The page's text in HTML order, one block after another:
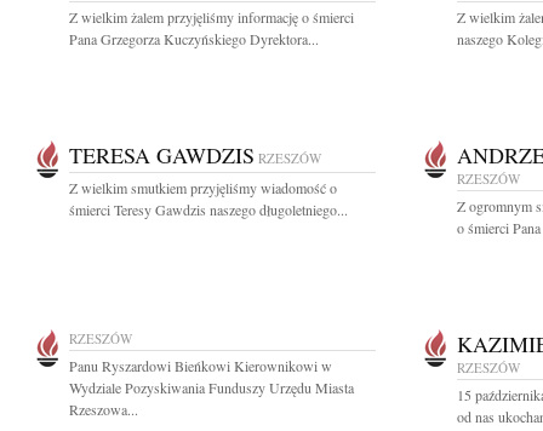
Z wielkim żalem przyjęliśmy informację o śmierci
Pana Grzegorza Kuczyńskiego Dyrektora...
Z wielkim
naszego
TERESA GAWDZIS RZESZÓW
Z wielkim smutkiem przyjęliśmy wiadomość o
śmierci Teresy Gawdzis naszego długoletniego...
RZESZÓW
Z ogromnym
o śmierci
RZESZÓW
Panu Ryszardowi Bieńkowi Kierownikowi w
Wydziale Pozyskiwania Funduszy Urzędu Miasta
Rzeszowa...
RZESZÓW
15
od nas